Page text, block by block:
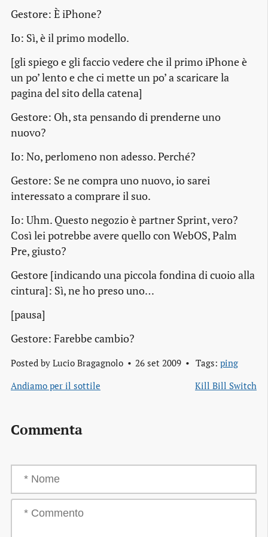
Gestore: È iPhone?
Io: Sì, è il primo modello.
[gli spiego e gli faccio vedere che il primo iPhone è
un po’ lento e che ci mette un po’ a scaricare la
pagina del sito della catena]
Gestore: Oh, sta pensando di prenderne uno
nuovo?
Io: No, perlomeno non adesso. Perché?
Gestore: Se ne compra uno nuovo, io sarei
interessato a comprare il suo.
Io: Uhm. Questo negozio è partner Sprint, vero?
Così lei potrebbe avere quello con WebOS, Palm
Pre, giusto?
Gestore [indicando una piccola fondina di cuoio alla
cintura]: Sì, ne ho preso uno…
[pausa]
Gestore: Farebbe cambio?
Posted by Lucio Bragagnolo 26 set 2009 Tags: ping
Andiamo per il sottile
Kill Bill Switch
Commenta